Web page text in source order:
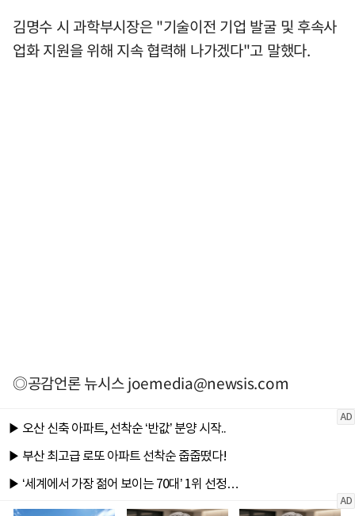
김명수 시 과학부시장은 "기술이전 기업 발굴 및 후속사
업화 지원을 위해 지속 협력해 나가겠다"고 말했다.
◎공감언론 뉴시스joemedia@newsis.com